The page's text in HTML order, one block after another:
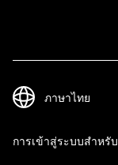
การเข้าสู่ระบบสำหรั